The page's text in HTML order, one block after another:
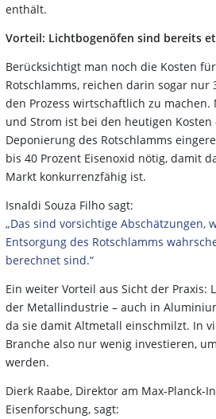
enthält.
Vorteil: Lichtbogenöfen sind bereits
Berücksichtigt man noch die Kosten
Rotschlamms, reichen darin sogar nur
den Prozess wirtschaftlich zu
und Strom ist bei den heutigen
Deponierung des Rotschlamms
bis 40 Prozent Eisenoxid nötig, damit
Markt konkurrenzfähig ist.
Isnaldi Souza Filho sagt:
„Das sind vorsichtige Abschätzungen,
Entsorgung des Rotschlamms
berechnet sind.“
Ein weiter Vorteil aus Sicht der Praxis:
der Metallindustrie – auch in
da sie damit Altmetall einschmilzt. In
Branche also nur wenig investieren,
werden.
Dierk Raabe, Direktor am Max-Planck-
Eisenforschung, sagt: